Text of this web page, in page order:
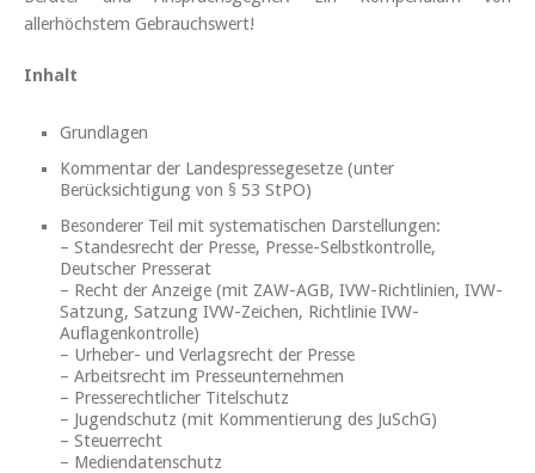
allerhöchstem Gebrauchswert!
Inhalt
Grundlagen
Kommentar der Landespressegesetze (unter
Berücksichtigung von § 53 StPO)
Besonderer Teil mit systematischen Darstellungen:
– Standesrecht der Presse, Presse-Selbstkontrolle,
Deutscher Presserat
– Recht der Anzeige (mit ZAW-AGB, IVW-Richtlinien, IVW-
Satzung, Satzung IVW-Zeichen, Richtlinie IVW-
Auflagenkontrolle)
– Urheber- und Verlagsrecht der Presse
– Arbeitsrecht im Presseunternehmen
– Presserechtlicher Titelschutz
– Jugendschutz (mit Kommentierung des JuSchG)
– Steuerrecht
– Mediendatenschutz